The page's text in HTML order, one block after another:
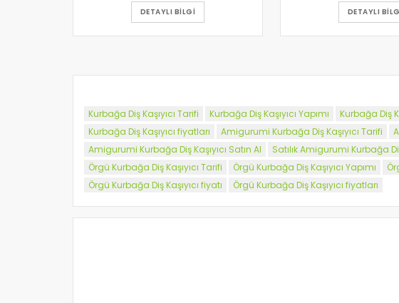
DETAYLI BILGI DETAYLI
Kurbağa Diş Kaşıyıcı Tarifi Kurbağa Diş Kaşıyıcı Yapımı Kurbağa Diş
Kurbağa Diş Kaşıyıcı fiyatları
Amigurumi Kurbağa Diş Kaşıyıcı Tarifi
Amigurumi Kurbağa Diş Kaşıyıcı Satın Al
Satılık Amigurumi Kurbağa
Örgü Kurbağa Diş Kaşıyıcı Tarifi
Örgü Kurbağa Diş Kaşıyıcı Yapımı
Örgü Kurbağa Diş Kaşıyıcı fiyatı
Örgü Kurbağa Diş Kaşıyıcı fiyatları